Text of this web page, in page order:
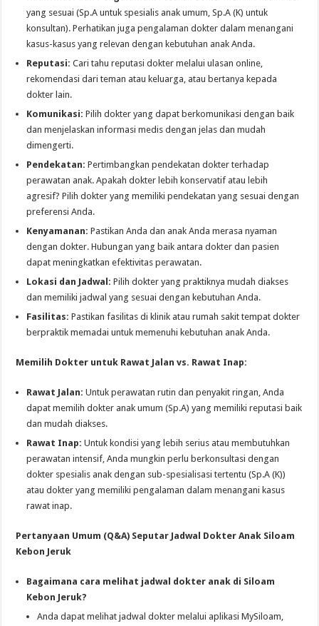
yang sesuai (Sp.A untuk spesialis anak umum, Sp.A (K) untuk
konsultan). Perhatikan juga pengalaman dokter dalam menangani
kasus-kasus yang relevan dengan kebutuhan anak Anda.
Reputasi: Cari tahu reputasi dokter melalui ulasan online,
rekomendasi dari teman atau keluarga, atau bertanya kepada
dokter lain.
Komunikasi: Pilih dokter yang dapat berkomunikasi dengan baik
dan menjelaskan informasi medis dengan jelas dan mudah
dimengerti.
Pendekatan: Pertimbangkan pendekatan dokter terhadap
perawatan anak. Apakah dokter lebih konservatif atau lebih
agresif? Pilih dokter yang memiliki pendekatan yang sesuai dengan
preferensi Anda.
Kenyamanan: Pastikan Anda dan anak Anda merasa nyaman
dengan dokter. Hubungan yang baik antara dokter dan pasien
dapat meningkatkan efektivitas perawatan.
Lokasi dan Jadwal: Pilih dokter yang praktiknya mudah diakses
dan memiliki jadwal yang sesuai dengan kebutuhan Anda.
Fasilitas: Pastikan fasilitas di klinik atau rumah sakit tempat dokter
berpraktik memadai untuk memenuhi kebutuhan anak Anda.
Memilih Dokter untuk Rawat Jalan vs. Rawat Inap:
Rawat Jalan: Untuk perawatan rutin dan penyakit ringan, Anda
dapat memilih dokter anak umum (Sp.A) yang memiliki reputasi baik
dan mudah diakses.
Rawat Inap: Untuk kondisi yang lebih serius atau membutuhkan
perawatan intensif, Anda mungkin perlu berkonsultasi dengan
dokter spesialis anak dengan sub-spesialisasi tertentu (Sp.A (K))
atau dokter yang memiliki pengalaman dalam menangani kasus
rawat inap.
Pertanyaan Umum (Q&A) Seputar Jadwal Dokter Anak Siloam
Kebon Jeruk
Bagaimana cara melihat jadwal dokter anak di Siloam
Kebon Jeruk?
Anda dapat melihat jadwal dokter melalui aplikasi MySiloam,